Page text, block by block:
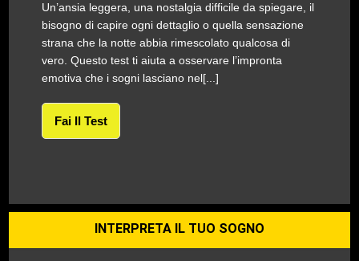
Un’ansia leggera, una nostalgia difficile da spiegare, il
bisogno di capire ogni dettaglio o quella sensazione
strana che la notte abbia rimescolato qualcosa di
vero. Questo test ti aiuta a osservare l’impronta
emotiva che i sogni lasciano nel[...]
Fai Il Test
INTERPRETA IL TUO SOGNO